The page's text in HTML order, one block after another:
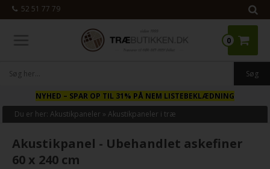
52 51 77 79
0
NYHED – SPAR OP TIL 31% PÅ NEM LISTEBEKLÆDNING
Du er her:Akustikpaneler »Akustikpaneler i træ
Akustikpanel - Ubehandlet askefiner
60 x 240 cm